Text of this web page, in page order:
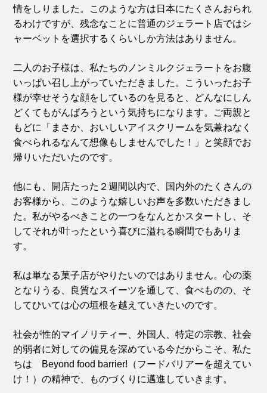
情をしりました。このような方は日本にたくさんおられ
るわけですが、残念なことに普通のジェラート店ではシ
ャーベットを選択するくらいしか方法はありません。
二人のお子様は、私たちのノンミルクジェラートをお腹
いっぱい召し上がっていただきました。こういったお子
様が幸せそうな顔をしているのを見ると、どんなにしん
どくてもがんばろうという気持ちになります。ご両親と
もどに「まさか、おいしいアイスクリームを気兼ねなく
食べられるなんて想像もしませんでした！」と笑顔でお
帰りいただいたのです。
他にも、開店たった２週間以内で、国内外のたくさんの
お客様から、このような嬉しいお声を多数いただきまし
た。私がやるべきことの一つをなんとかスタートし、そ
してそれが叶ったという喜びに溢れる瞬間でもありま
す。
私は単なる菓子店がやりたいのではありません。心の薬
となりうる、良質なスイーツを通して、食べものの、そ
してひいては心の垣根を越えていきたいのです。
社会が性的マイノリティー、外国人、特定の宗教、社会
的弱者に対しての偏見を深めている今だからこそ、私た
ちは Beyond food barrier!（フードバリアーを超えてい
け！）の精神で、ものづくりに邁進していきます。